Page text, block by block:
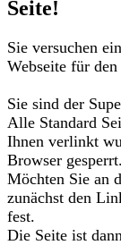
Seite!
Sie versuchen
Webseite für
Sie sind der
Alle Standard
Ihnen verlinkt
Browser gesperrt.
Möchten Sie an
zunächst den
fest.
Die Seite ist